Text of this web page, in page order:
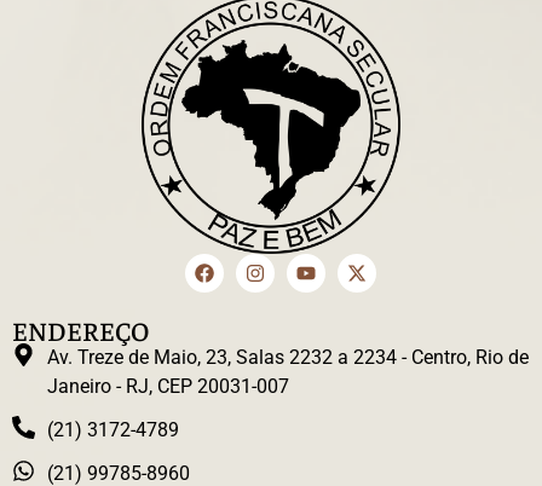
ENDEREÇO
Av. Treze de Maio, 23, Salas 2232 a 2234 - Centro, Rio de
Janeiro - RJ, CEP 20031-007
(21) 3172-4789
(21) 99785-8960